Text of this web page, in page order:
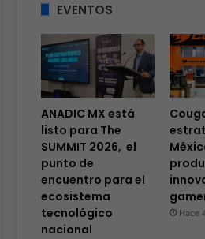
EVENTOS
ANADIC MX está
listo para The
SUMMIT 2026, el
punto de
encuentro para el
ecosistema
tecnológico
nacional
Hace